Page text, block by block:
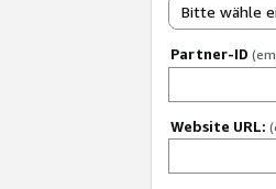
Bitte wähle
Partner-ID
Website URL: